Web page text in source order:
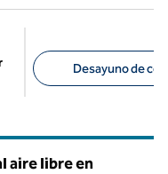
Desayuno de
aire libre en